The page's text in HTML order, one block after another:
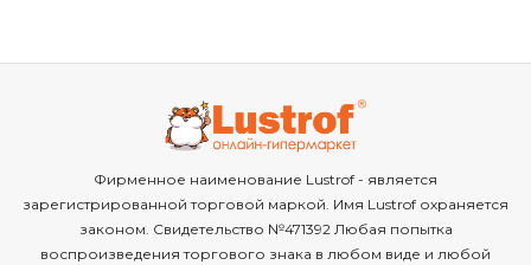
Фирменное наименование Lustrof - является
зарегистрированной торговой маркой. Имя Lustrof охраняется
законом. Свидетельство №471392 Любая попытка
воспроизведения торгового знака в любом виде и любой